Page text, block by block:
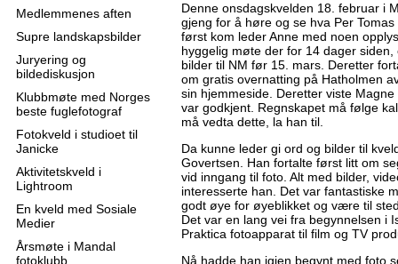
Medlemmenes aften
Supre landskapsbilder
Juryering og
bildediskusjon
Klubbmøte med Norges
beste fuglefotograf
Fotokveld i studioet til
Janicke
Aktivitetskveld i
Lightroom
En kveld med Sosiale
Medier
Årsmøte i Mandal
fotoklubb
Denne onsdagskvelden 18. februar i
gjeng for å høre og se hva Per
først kom leder Anne med noen
hyggelig møte der for 14 dager
bilder til NM før 15. mars. Deretter
om gratis overnatting på Hatholmen
sin hjemmeside. Deretter viste
var godkjent. Regnskapet må følge
må vedta dette, la han til.
Da kunne leder gi ord og bilder til
Govertsen. Han fortalte først litt om
vid inngang til foto. Alt med bilder,
interesserte han. Det var fantastiske
godt øye for øyeblikket og være til
Det var en lang vei fra begynnelsen i
Praktica fotoapparat til film og TV
Nå hadde han igjen begynt med foto